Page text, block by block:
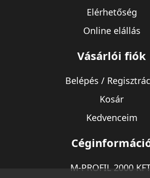
Elérhetőség
Online elállás
Vásárlói fiók
Belépés /
Kosár
Kedvenceim
M-PROFIL 2000